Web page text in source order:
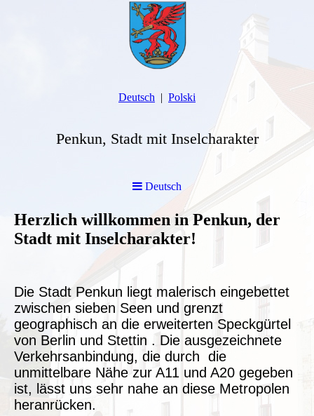
Deutsch Polski
Penkun, Stadt mit Inselcharakter
Deutsch
Herzlich willkommen in Penkun, der
Stadt mit Inselcharakter!
Die Stadt Penkun liegt malerisch eingebettet
zwischen sieben Seen und grenzt
geographisch an die erweiterten Speckgürtel
von Berlin und Stettin . Die ausgezeichnete
Verkehrsanbindung, die durch die
unmittelbare Nähe zur A11 und A20 gegeben
ist, lässt uns sehr nahe an diese Metropolen
heranrücken.